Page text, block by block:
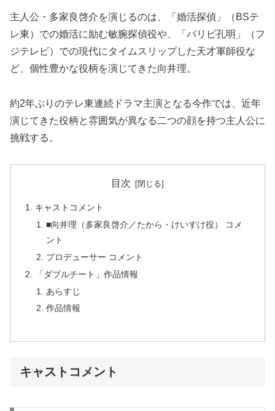
主人公・多家良啓介を演じるのは、「婚活探偵」（BSテ
レ東）での婚活に励む敏腕探偵役や、「パリピ孔明」（フ
ジテレビ）での現代にタイムスリップした天才軍師役な
ど、個性豊かな役柄を演じてきた向井理。
約2年ぶりのテレ東連続ドラマ主演となる今作では、近年
演じてきた役柄と雰囲気が異なる二つの顔を持つ主人公に
挑戦する。
目次
キャストコメント
■向井理（多家良啓介／たから・けいすけ役） コメ
ント
プロデューサー コメント
「ダブルチート」作品情報
あらすじ
作品情報
キャストコメント